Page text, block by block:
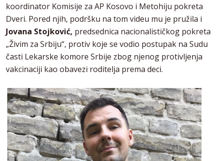
koordinator Komisije za AP Kosovo i Metohiju pokreta
Dveri. Pored njih, podršku na tom videu mu je pružila i
Jovana Stojković, predsednica nacionalističkog pokreta
„Živim za Srbiju“, protiv koje se vodio postupak na Sudu
časti Lekarske komore Srbije zbog njenog protivljenja
vakcinaciji kao obavezi roditelja prema deci.